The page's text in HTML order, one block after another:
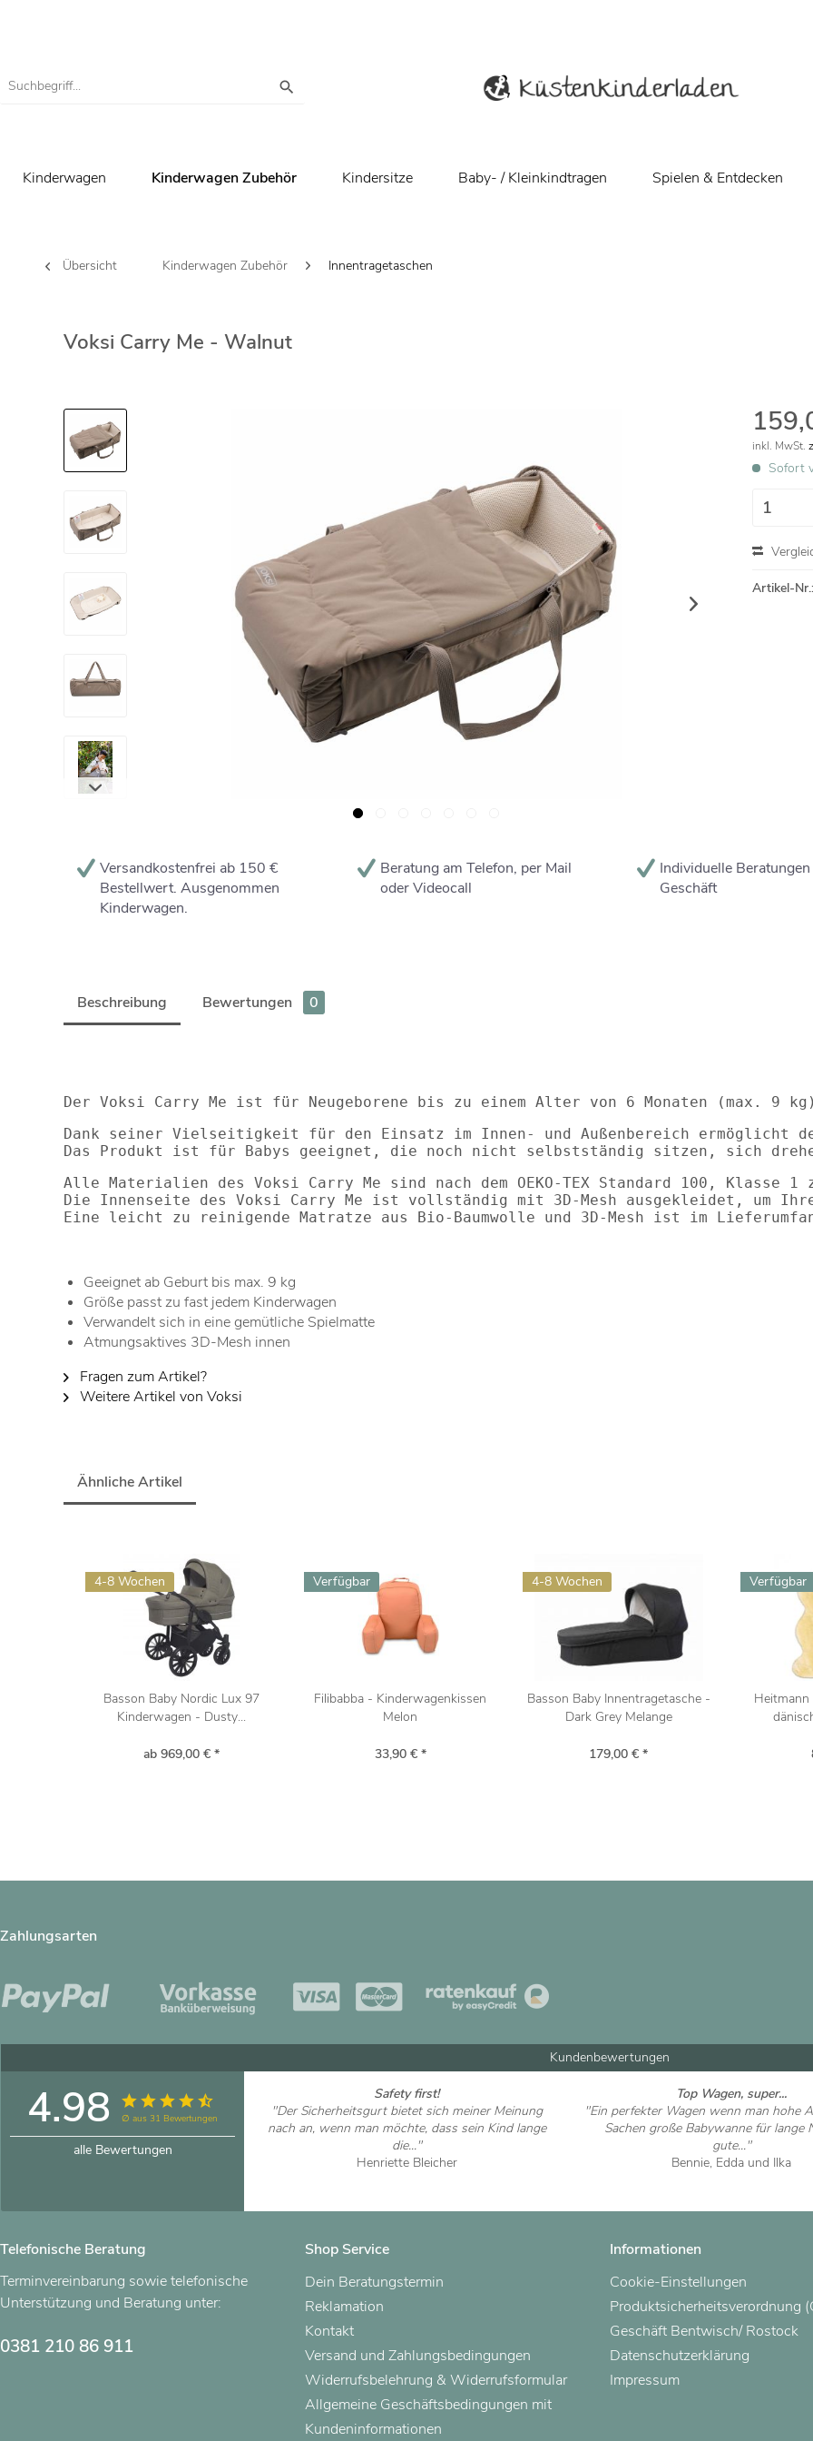
Kinderwagen Kinderwagen Zubehör Kindersitze Baby- / Kleinkindtragen Spielen & Entdecken
Übersicht Kinderwagen Zubehör Innentragetaschen
Voksi Carry Me - Walnut
inkl. MwSt.
Sofort
Artikel-Nr.:
Versandkostenfrei ab 150 €
Bestellwert. Ausgenommen
Kinderwagen.
Beratung am Telefon, per Mail
oder Videocall
Individuelle
Geschäft
Beschreibung Bewertungen 0
Der Voksi Carry Me ist für Neugeborene bis zu einem Alter von 6 Monaten (max. 9
Dank seiner Vielseitigkeit für den Einsatz im Innen- und Außenbereich ermöglicht
Das Produkt ist für Babys geeignet, die noch nicht selbstständig sitzen, sich
Alle Materialien des Voksi Carry Me sind nach dem OEKO-TEX Standard 100,
Die Innenseite des Voksi Carry Me ist vollständig mit 3D-Mesh ausgekleidet, um
Eine leicht zu reinigende Matratze aus Bio-Baumwolle und 3D-Mesh ist im
Geeignet ab Geburt bis max. 9 kg
Größe passt zu fast jedem Kinderwagen
Verwandelt sich in eine gemütliche Spielmatte
Atmungsaktives 3D-Mesh innen
Fragen zum Artikel?
Weitere Artikel von Voksi
Ähnliche Artikel
4-8 Wochen
Basson Baby Nordic Lux 97
Kinderwagen - Dusty...
ab 969,00 € *
Verfügbar
Filibabba - Kinderwagenkissen
Melon
33,90 € *
4-8 Wochen
Basson Baby Innentragetasche -
Dark Grey Melange
179,00 € *
Verfügbar
Zahlungsarten
Kundenbewertungen
4.98∅ aus 31 Bewertungen
alle Bewertungen
Safety first!
"Der Sicherheitsgurt bietet sich meiner Meinung
nach an, wenn man möchte, dass sein Kind lange
die..."
Henriette Bleicher
Top Wagen, super...
"Ein perfekter Wagen wenn man hohe
Sachen große Babywanne für lange
gute..."
Bennie, Edda und Ilka
Telefonische Beratung
Terminvereinbarung sowie telefonische
Unterstützung und Beratung unter:
0381 210 86 911
Shop Service
Dein Beratungstermin
Reklamation
Kontakt
Versand und Zahlungsbedingungen
Widerrufsbelehrung & Widerrufsformular
Allgemeine Geschäftsbedingungen mit
Kundeninformationen
Informationen
Cookie-Einstellungen
Produktsicherheitsverordnung
Geschäft Bentwisch/ Rostock
Datenschutzerklärung
Impressum